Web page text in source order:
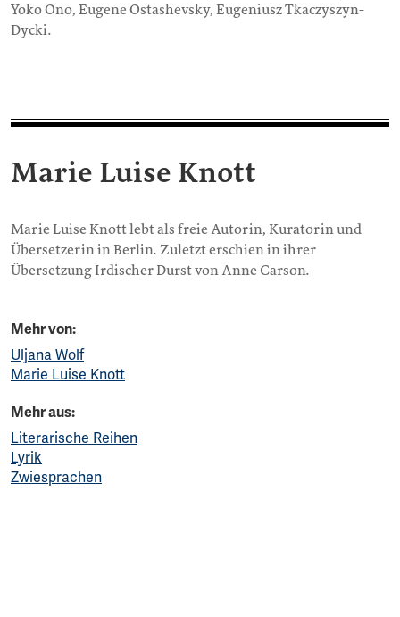
Yoko Ono, Eugene Ostashevsky, Eugeniusz Tkaczyszyn-
Dycki.
Marie Luise Knott
Marie Luise Knott lebt als freie Autorin, Kuratorin und
Übersetzerin in Berlin. Zuletzt erschien in ihrer
Übersetzung Irdischer Durst von Anne Carson.
Mehr von:
Uljana Wolf
Marie Luise Knott
Mehr aus:
Literarische Reihen
Lyrik
Zwiesprachen